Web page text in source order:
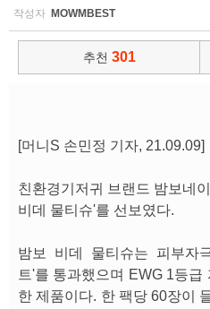
작성자 MOWMBEST
추천 301
[머니S 손민정 기자, 21.09.09]
친환경기저귀 브랜드 밤보네
비데 물티슈'를 선보였다.
밤보 비데 물티슈는 피부자
트'를 통과했으며 EWG 1등
한 제품이다. 한 팩당 60장이